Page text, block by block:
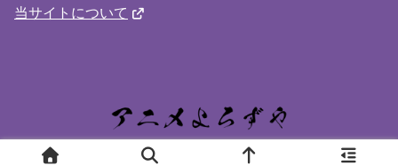
当サイトについて
© 2024 アニメよろずや.